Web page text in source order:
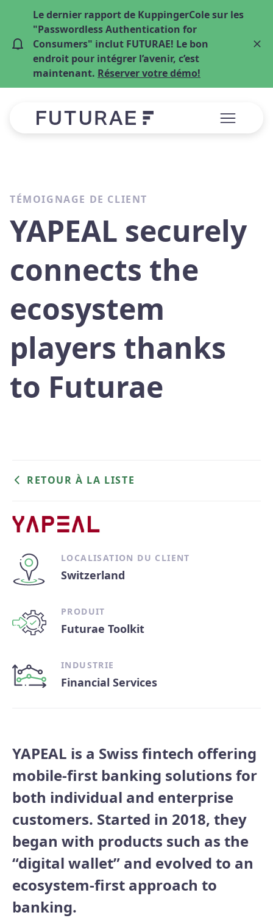
Le dernier rapport de KuppingerCole sur les
"Passwordless Authentication for
Consumers" inclut FUTURAE! Le bon
endroit pour intégrer l’avenir, c’est
maintenant. Réserver votre démo!
TÉMOIGNAGE DE CLIENT
YAPEAL securely
connects the
ecosystem
players thanks
to Futurae
RETOUR À LA LISTE
LOCALISATION DU CLIENT
Switzerland
PRODUIT
Futurae Toolkit
INDUSTRIE
Financial Services
YAPEAL is a Swiss fintech offering
mobile-first banking solutions for
both individual and enterprise
customers. Started in 2018, they
began with products such as the
“digital wallet” and evolved to an
ecosystem-first approach to
banking.